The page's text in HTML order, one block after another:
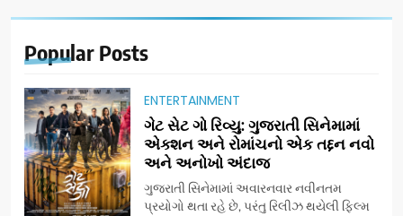
Popular Posts
ENTERTAINMENT
ગેટ સેટ ગો રિવ્યુ: ગુજરાતી સિનેમામાં
એક્શન અને રોમાંચનો એક તદ્દન નવો
અને અનોખો અંદાજ
ગુજરાતી સિનેમામાં અવારનવાર નવીનતમ
પ્રયોગો થતા રહે છે, પરંતુ રિલીઝ થયેલી ફિલ્મ